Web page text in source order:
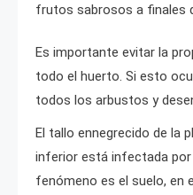
frutos sabrosos a finales
Es importante evitar la
todo el huerto. Si esto
todos los arbustos y
El tallo ennegrecido de la
inferior está infectada
fenómeno es el suelo, en